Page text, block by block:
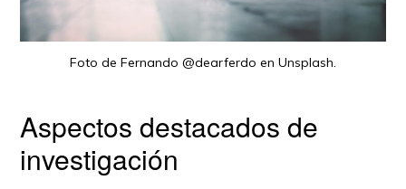
Foto de Fernando @dearferdo en Unsplash.
Aspectos destacados de
investigación